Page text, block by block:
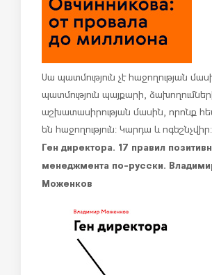
Սա պատմություն չէ հաջողության
պատմություն պայքարի,
աշխատասիրության մասին, որոնք
են հաջողություն: Կարդա և ոգեշնչվիր:
Ген директора. 17 правил
менеджмента по-русски.
Моженков